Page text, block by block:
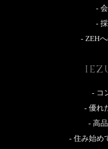
-
-
- ZEH
- コ
- 優れ
- 高
- 住み始め